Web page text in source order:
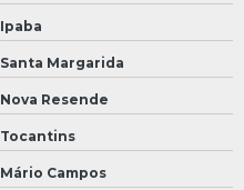
Ipaba
Santa Margarida
Nova Resende
Tocantins
Mário Campos